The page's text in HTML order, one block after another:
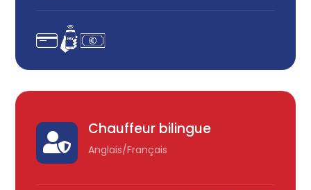

Chauffeur bilingue
Anglais/Français